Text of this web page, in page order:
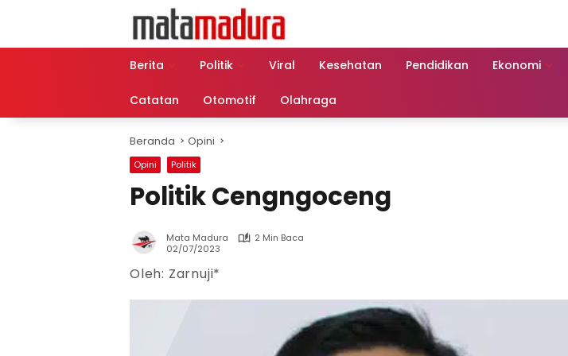
Berita
Politik Viral Kesehatan Pendidikan Ekonomi
Catatan Otomotif Olahraga
Beranda Opini
Opini Politik
Politik Cengngoceng
Mata Madura
2 Min Baca
02/07/2023
Oleh: Zarnuji*